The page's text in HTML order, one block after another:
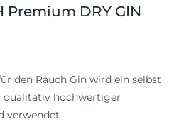
Premium DRY GIN
den Rauch Gin wird ein selbst
qualitativ hochwertiger
verwendet.